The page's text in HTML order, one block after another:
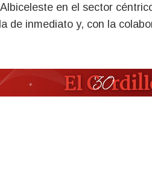
en el sector
de inmediato y, con la